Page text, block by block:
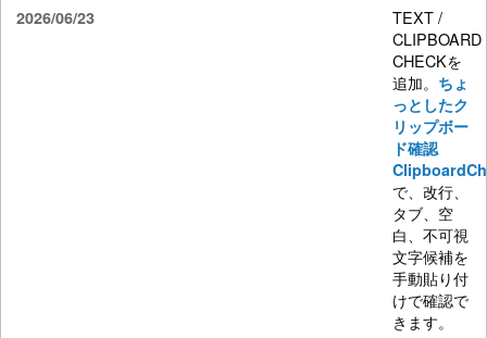
2026/06/23
TEXT /
CLIPBOARD
CHECKを
追加。 ちょ
っとしたク
リップボー
ド確認
で、改行、
タブ、空
白、不可視
文字候補を
手動貼り付
けで確認で
きます。